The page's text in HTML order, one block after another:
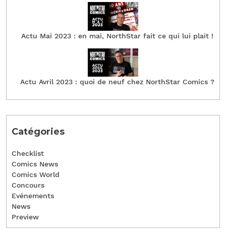
Actu Mai 2023 : en mai, NorthStar fait ce qui lui plait !
Actu Avril 2023 : quoi de neuf chez NorthStar Comics ?
Catégories
Checklist
Comics News
Comics World
Concours
Evénements
News
Preview